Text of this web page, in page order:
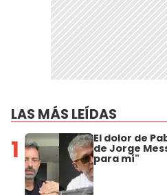
LAS MÁS LEÍDAS
1 El dolor de
de Jorge
para mí"